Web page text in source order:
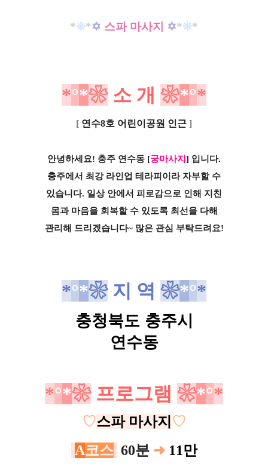
*❊*✡ 스파 마사지 ✡*❊*
*°*❀ 소 개 ❀*°*
[ 연수8호 어린이공원 인근 ]
안녕하세요! 충주 연수동 [궁마사지] 입니다.
충주에서 최강 라인업 테라피이라 자부할 수
있습니다. 일상 안에서 피로감으로 인해 지친
몸과 마음을 회복할 수 있도록 최선을 다해
관리해 드리겠습니다~ 많은 관심 부탁드려요!
*°*❀지 역 ❀*°*
충청북도 충주시
연수동
*°*❀ 프로그램 ❀*°*
♡스파 마사지 ♡
A코스 60분 ➜ 11만